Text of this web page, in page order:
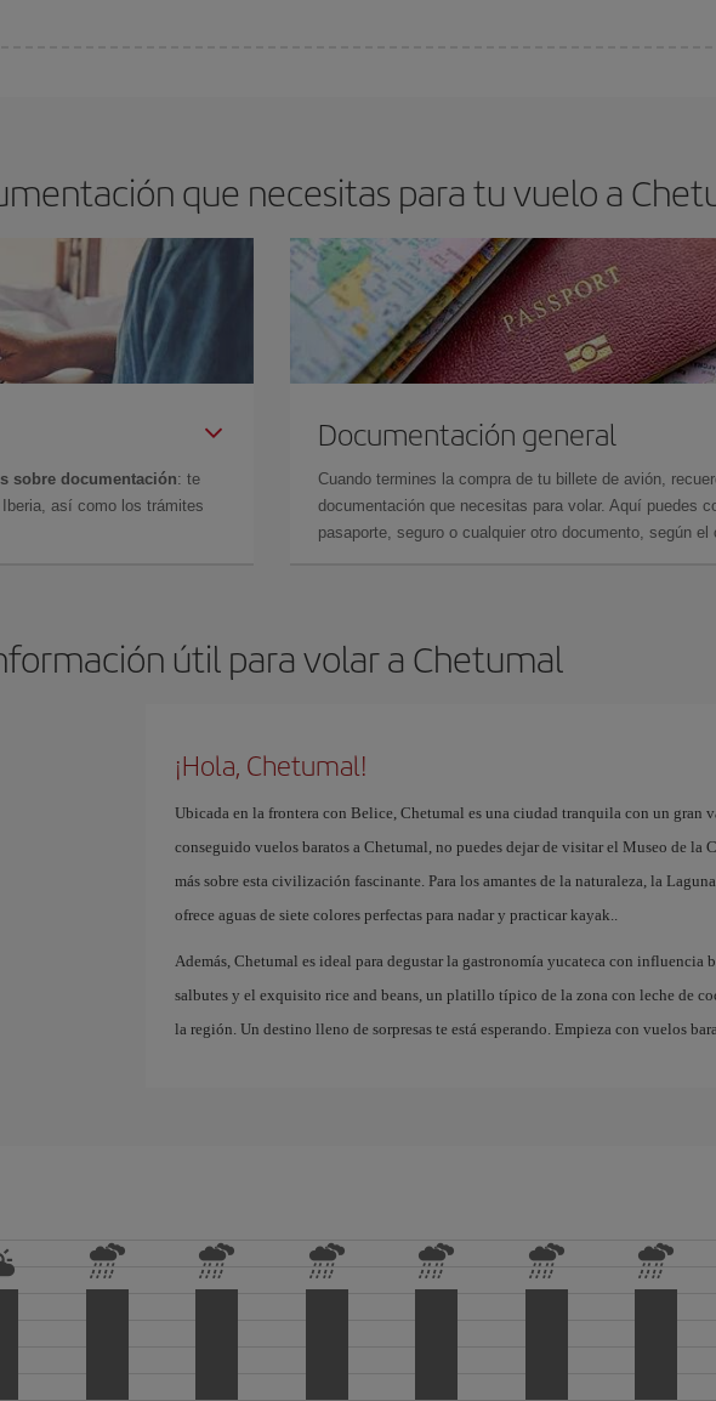
que necesitas para tu vuelo a
sobre documentación: te
así como los trámites
Documentación general
Cuando termines la compra de tu billete de avión,
documentación que necesitas para volar. Aquí puedes
pasaporte, seguro o cualquier otro documento, según el
útil para volar a Chetumal
¡Hola, Chetumal!
Ubicada en la frontera con Belice, Chetumal es una ciudad tranquila con un gran
conseguido vuelos baratos a Chetumal, no puedes dejar de visitar el Museo de la
más sobre esta civilización fascinante. Para los amantes de la naturaleza, la
ofrece aguas de siete colores perfectas para nadar y practicar kayak..
Además, Chetumal es ideal para degustar la gastronomía yucateca con influencia
salbutes y el exquisito rice and beans, un platillo típico de la zona con leche de
la región. Un destino lleno de sorpresas te está esperando. Empieza con vuelos